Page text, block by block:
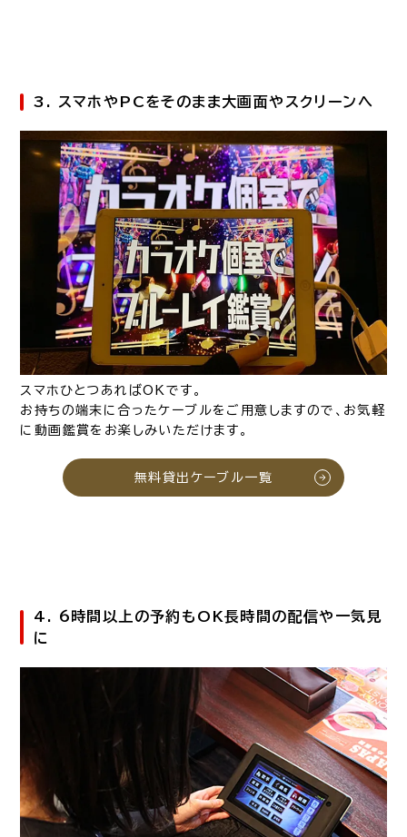
3. スマホやPCをそのまま大画面やスクリーンへ
スマホひとつあればOKです。
お持ちの端末に合ったケーブルをご用意しますので、お気軽
に動画鑑賞をお楽しみいただけます。
無料貸出ケーブル一覧
4. 6時間以上の予約もOK長時間の配信や一気見
に